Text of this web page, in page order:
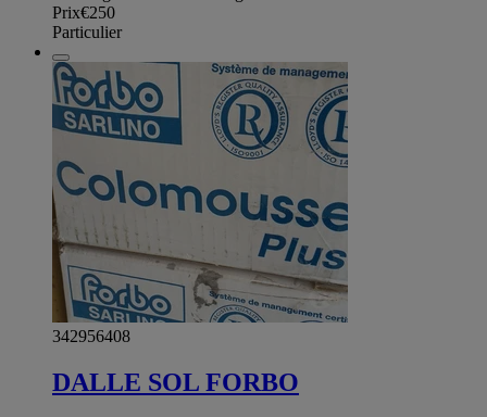
Prix€250
Particulier
342956408
DALLE SOL FORBO